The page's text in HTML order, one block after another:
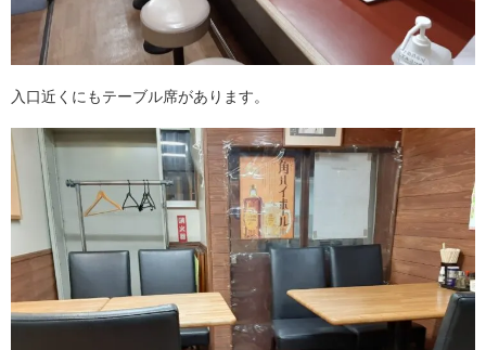
入口近くにもテーブル席があります。